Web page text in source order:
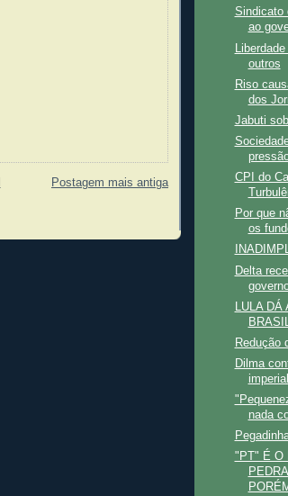
Postagem mais antiga
Sindicato
ao
outros
Riso
dos
Jabuti
CPI do
Por que
os
Delta
LULA
Redução
Dilma
nada
"PT" É O